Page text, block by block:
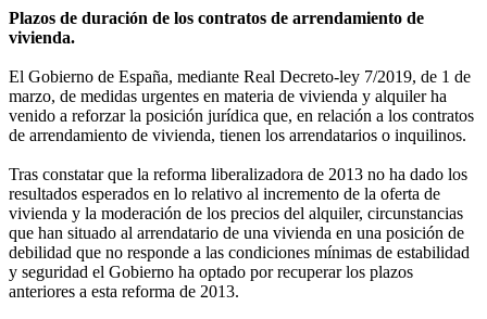
Plazos de duración de los contratos de arrendamiento de
vivienda.
El Gobierno de España, mediante Real Decreto-ley 7/2019, de 1 de
marzo, de medidas urgentes en materia de vivienda y alquiler ha
venido a reforzar la posición jurídica que, en relación a los contratos
de arrendamiento de vivienda, tienen los arrendatarios o inquilinos.
Tras constatar que la reforma liberalizadora de 2013 no ha dado los
resultados esperados en lo relativo al incremento de la oferta de
vivienda y la moderación de los precios del alquiler, circunstancias
que han situado al arrendatario de una vivienda en una posición de
debilidad que no responde a las condiciones mínimas de estabilidad
y seguridad el Gobierno ha optado por recuperar los plazos
anteriores a esta reforma de 2013.